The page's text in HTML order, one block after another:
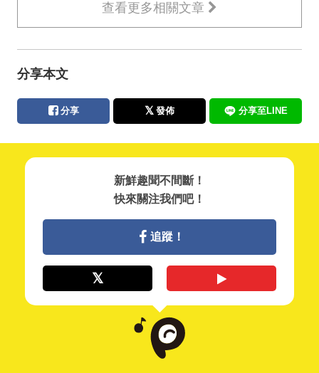
查看更多相關文章
分享本文
分享 發佈 分享至LINE
新鮮趣聞不間斷！
快來關注我們吧！
追蹤！